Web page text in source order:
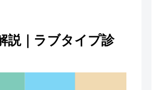
説｜ラブタイプ診